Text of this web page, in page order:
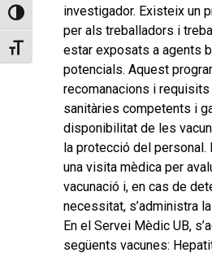
Toggle High Contrast
Toggle Font size
investigador. Existeix un
per als treballadors i
estar exposats a agents
potencials. Aquest
recomanacions i
sanitàries competents i
disponibilitat de les
la protecció del personal.
una visita mèdica per
vacunació i, en cas de
necessitat, s’administra
En el Servei Mèdic UB,
següents vacunes: